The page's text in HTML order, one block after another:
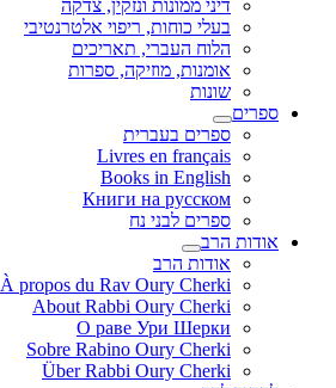
דיני ממונות ונזקין, צדקה
בעלי כוחות, ריפוי אלטרנטיבי
הלוח העברי, תאריכים
אומנות, מוזיקה, ספרות
שונות
ספרים
ספרים בעברית
Livres en français
Books in English
Книги на русском
ספרים לבני נח
אודות הרב
אודות הרב
À propos du Rav Oury Cherki
About Rabbi Oury Cherki
О раве Ури Шерки
Sobre Rabino Oury Cherki
Über Rabbi Oury Cherki